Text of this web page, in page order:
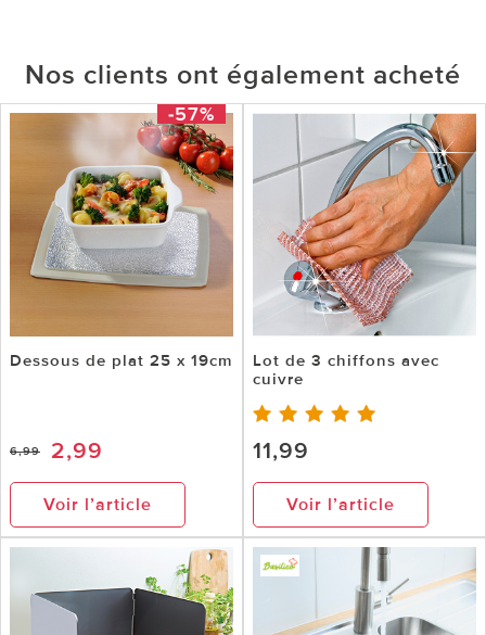
Nos clients ont également acheté
-57%
Dessous de plat 25 x 19cm
6,99 2,99
Voir l’article
Lot de 3 chiffons avec
cuivre
11,99
Voir l’article